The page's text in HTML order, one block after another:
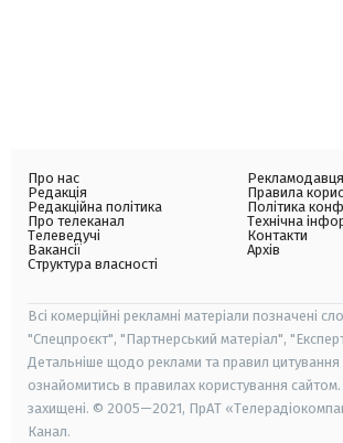
Про нас
Редакція
Редакційна політика
Про телеканал
Телеведучі
Вакансії
Структура власності
Правила
Політика
Технічна
Контакти
Архів
Всі комерційні рекламні матеріали позначені
"Спецпроєкт", "Партнерський матеріал",
Детальніше щодо реклами та правил
ознайомитись в правилах користування сайтом.
захищені. © 2005—2021, ПрАТ
Канал.